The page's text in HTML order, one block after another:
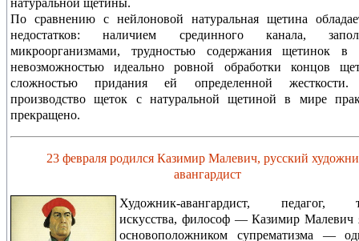
По сравнению с нейлоновой натуральная щетина
недостатков: наличием срединного канала,
микроорганизмами, трудностью содержания щетинок в
невозможностью идеально ровной обработки концов
сложностью придания ей определенной жесткости.
производство щеток с натуральной щетиной в мире
прекращено.
23 февраля родился Казимир Малевич, русский
авангардист
Художник-авангардист, педагог,
искусства, философ — Казимир Малевич
основоположником супрематизма —